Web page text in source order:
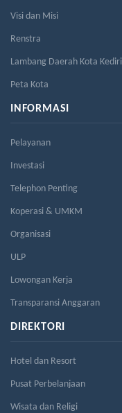
Visi dan Misi
Renstra
Lambang Daerah Kota Kediri
Peta Kota
INFORMASI
Pelayanan
Investasi
Telephon Penting
Koperasi & UMKM
Organisasi
ULP
Lowongan Kerja
Transparansi Anggaran
DIREKTORI
Hotel dan Resort
Pusat Perbelanjaan
Wisata dan Religi